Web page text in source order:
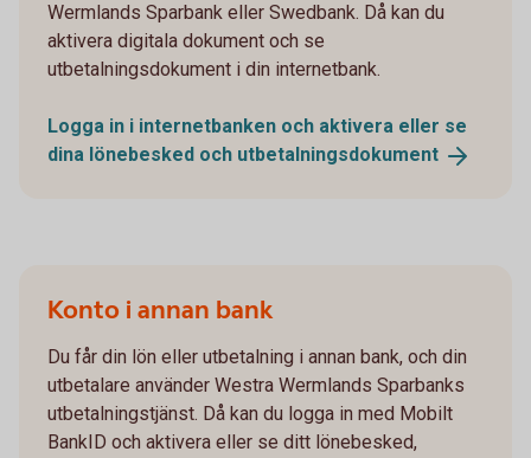
Wermlands Sparbank eller Swedbank. Då kan du
aktivera digitala dokument och se
utbetalningsdokument i din internetbank.
Logga in i internetbanken och aktivera eller se
dina lönebesked och utbetalningsdokument
Konto i annan bank
Du får din lön eller utbetalning i annan bank, och din
utbetalare använder Westra Wermlands Sparbanks
utbetalningstjänst. Då kan du logga in med Mobilt
BankID och aktivera eller se ditt lönebesked,